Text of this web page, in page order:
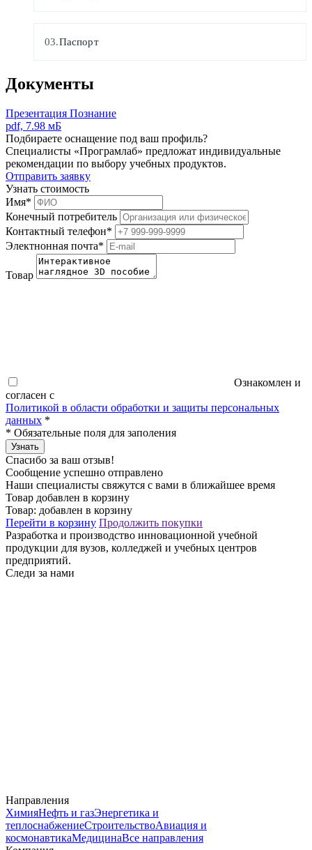
Паспорт
Документы
Презентация Познание
pdf, 7.98 мБ
Подбираете оснащение под ваш профиль?
Специалисты «Програмлаб» предложат индивидуальные
рекомендации по выбору учебных продуктов.
Отправить заявку
Узнать стоимость
Имя*
Конечный потребитель
Контактный телефон*
Электнонная почта*
Товар
Ознакомлен и
согласен с
Политикой в области обработки и защиты персональных
данных *
* Обязательные поля для заполения
Узнать
Спасибо за ваш отзыв!
Сообщение успешно отправлено
Наши специалисты свяжутся с вами в ближайшее время
Товар добавлен в корзину
Товар: добавлен в корзину
Перейти в корзину Продолжить покупки
Разработка и производство инновационной учебной
продукции для вузов, колледжей и учебных центров
предприятий.
Следи за нами
Направления
ХимияНефть и газЭнергетика и
теплоснабжениеСтроительствоАвиация и
космонавтикаМедицинаВсе направления